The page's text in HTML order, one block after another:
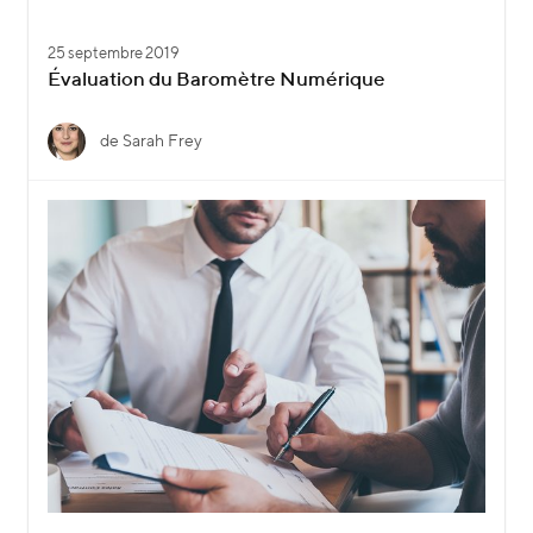
25 septembre 2019
Évaluation du Baromètre Numérique
de Sarah Frey